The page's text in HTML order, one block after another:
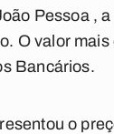
Pessoa ,
O valor
Bancários.
o